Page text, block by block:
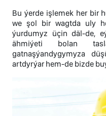
Bu ýerde işlemek her bir
we şol bir wagtda uly
ýurdumyz üçin däl-de,
ähmiýeti bolan
gatnaşýandygymyza
artdyrýar hem-de bizde